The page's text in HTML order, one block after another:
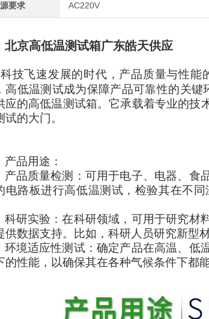
要求 AC220V
北京高低温测试箱广东皓天供应
技飞速发展的时代，产品质量与性
高低温测试成为保障产品可靠性的关
应的高低温测试箱。它承载着专业的技
试的大门。
产品用途：
产品质量检测：可用于电子、电器、食
电路板进行高低温测试，检验其在不
科研实验：在科研领域，可用于研究材
供数据支持。比如，科研人员研究新型
环境适应性测试：确定产品在高温、低
的性能，以确保其在各种气候条件下都能